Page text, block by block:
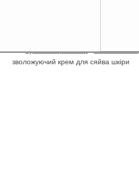
/ Купити Гербалайф / Herbalife Skin
зволожуючий крем для сяйва шкіри